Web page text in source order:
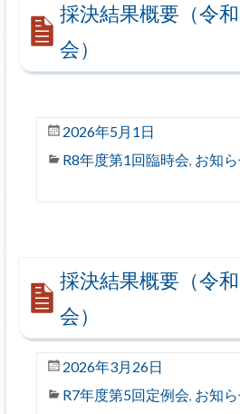
採決結果概要（令
会）
2026年5月1日
R8年度第1回臨時会, お知
採決結果概要（令
会）
2026年3月26日
R7年度第5回定例会, お知